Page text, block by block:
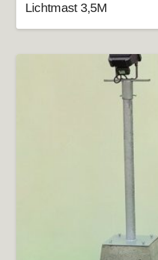
Lichtmast 3,5M